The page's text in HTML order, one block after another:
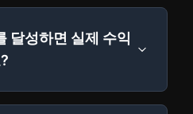
달성하면 실제 수익